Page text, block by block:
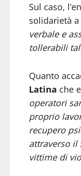
Sul caso,
solidarietà
verbale e
tollerabili
Quanto
Latina che
operatori
proprio
recupero
attraverso il
vittime di